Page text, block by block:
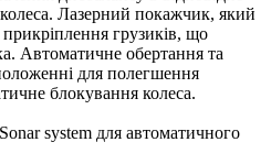
Лазерний покажчик, який
грузиків, що
Автоматичне обертання та
для полегшення
блокування колеса.
system для автоматичного